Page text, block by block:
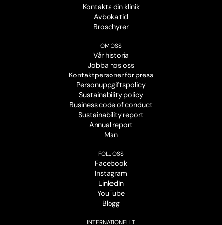
Kontakta din klinik
Avboka tid
Broschyrer
OM OSS
Vår historia
Jobba hos oss
Kontaktpersoner för press
Personuppgiftspolicy
Sustainability policy
Business code of conduct
Sustainability report
Annual report
Man
FÖLJ OSS
Facebook
Instagram
LinkedIn
YouTube
Blogg
INTERNATIONELLT